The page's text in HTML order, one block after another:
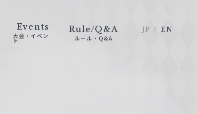
Events
大会・イベン
ト
Rule/Q&A
ルール・Q&A
JP EN